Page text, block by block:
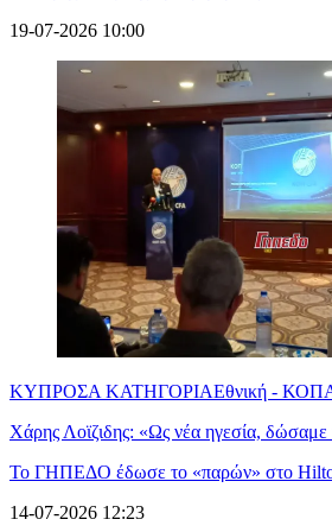
19-07-2026 10:00
ΚΥΠΡΟΣΑ ΚΑΤΗΓΟΡΙΑΕθνική - ΚΟΠ
Χάρης Λοϊζιδης: «Ως νέα ηγεσία, δώσαμε
Το ΓΗΠΕΔΟ έδωσε το «παρών» στο
14-07-2026 12:23